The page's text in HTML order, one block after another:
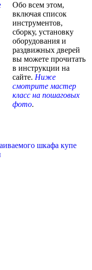
Обо всем этом,
включая список
инструментов,
сборку, установку
оборудования и
раздвижных дверей
вы можете прочитать
в инструкции на
сайте. Ниже
смотрите мастер
класс на пошаговых
фото.